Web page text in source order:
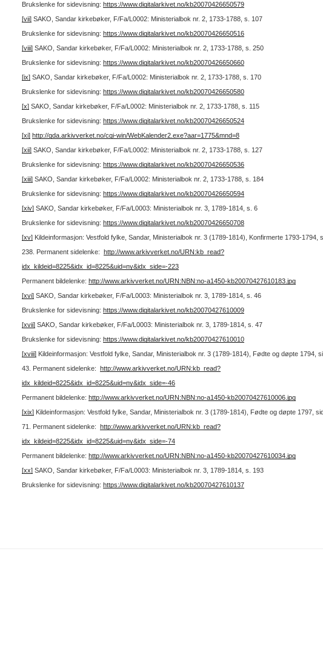
Brukslenke for sidevisning: https://www.digitalarkivet.no/kb20070426650579
[vii]SAKO, Sandar kirkebøker, F/Fa/L0002: Ministerialbok nr. 2, 1733-1788, s. 107
Brukslenke for sidevisning: https://www.digitalarkivet.no/kb20070426650516
[viii]SAKO, Sandar kirkebøker, F/Fa/L0002: Ministerialbok nr. 2, 1733-1788, s. 250
Brukslenke for sidevisning: https://www.digitalarkivet.no/kb20070426650660
[ix]SAKO, Sandar kirkebøker, F/Fa/L0002: Ministerialbok nr. 2, 1733-1788, s. 170
Brukslenke for sidevisning: https://www.digitalarkivet.no/kb20070426650580
[x]SAKO, Sandar kirkebøker, F/Fa/L0002: Ministerialbok nr. 2, 1733-1788, s. 115
Brukslenke for sidevisning: https://www.digitalarkivet.no/kb20070426650524
[xi] http://gda.arkivverket.no/cgi-win/WebKalender2.exe?aar=1775&mnd=8
[xii]SAKO, Sandar kirkebøker, F/Fa/L0002: Ministerialbok nr. 2, 1733-1788, s. 127
Brukslenke for sidevisning: https://www.digitalarkivet.no/kb20070426650536
[xiii]SAKO, Sandar kirkebøker, F/Fa/L0002: Ministerialbok nr. 2, 1733-1788, s. 184
Brukslenke for sidevisning: https://www.digitalarkivet.no/kb20070426650594
[xiv]SAKO, Sandar kirkebøker, F/Fa/L0003: Ministerialbok nr. 3, 1789-1814, s. 6
Brukslenke for sidevisning: https://www.digitalarkivet.no/kb20070426650708
[xv]Kildeinformasjon: Vestfold fylke, Sandar, Ministerialbok nr. 3 (1789-1814), Konfirmerte 1793-1794,
238. Permanent sidelenke: http://www.arkivverket.no/URN:kb_read?
idx_kildeid=8225&idx_id=8225&uid=ny&idx_side=-223
Permanent bildelenke: http://www.arkivverket.no/URN:NBN:no-a1450-kb20070427610183.jpg
[xvi]SAKO, Sandar kirkebøker, F/Fa/L0003: Ministerialbok nr. 3, 1789-1814, s. 46
Brukslenke for sidevisning: https://www.digitalarkivet.no/kb20070427610009
[xvii]SAKO, Sandar kirkebøker, F/Fa/L0003: Ministerialbok nr. 3, 1789-1814, s. 47
Brukslenke for sidevisning: https://www.digitalarkivet.no/kb20070427610010
[xviii]Kildeinformasjon: Vestfold fylke, Sandar, Ministerialbok nr. 3 (1789-1814), Fødte og døpte 1794,
43. Permanent sidelenke: http://www.arkivverket.no/URN:kb_read?
idx_kildeid=8225&idx_id=8225&uid=ny&idx_side=-46
Permanent bildelenke: http://www.arkivverket.no/URN:NBN:no-a1450-kb20070427610006.jpg
[xix]Kildeinformasjon: Vestfold fylke, Sandar, Ministerialbok nr. 3 (1789-1814), Fødte og døpte 1797,
71.
Permanent sidelenke: http://www.arkivverket.no/URN:kb_read?
idx_kildeid=8225&idx_id=8225&uid=ny&idx_side=-74
Permanent bildelenke: http://www.arkivverket.no/URN:NBN:no-a1450-kb20070427610034.jpg
[xx]SAKO, Sandar kirkebøker, F/Fa/L0003: Ministerialbok nr. 3, 1789-1814, s. 193
Brukslenke for sidevisning: https://www.digitalarkivet.no/kb20070427610137